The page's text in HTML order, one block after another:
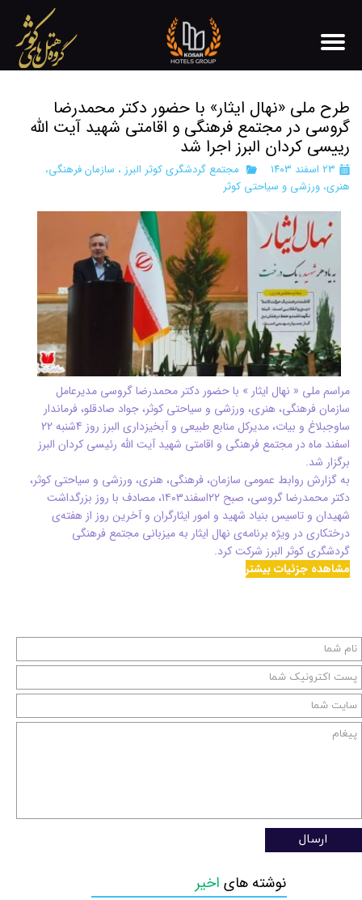
طرح ملی «نهال ایثار» با حضور دکتر محمدرضا
گروسی در مجتمع فرهنگی و اقامتی شهید آیت الله
رییسی کردان البرز اجرا شد
۲۳ اسفند ۱۴۰۳ مجتمع گردشگری کوثر البرز ، سازمان فرهنگی،
هنری، ورزشی و سیاحتی کوثر
مراسم ملی « نهال ایثار » با حضور دکتر محمدرضا گروسی مدیرعامل
سازمان فرهنگی، هنری، ورزشی و سیاحتی کوثر، جواد صادقلو، فرماندار
ساوجبلاغ و بیات، مدیرکل منابع طبیعی و آبخیزداری البرز روز 4شنبه 22
اسفند ماه در مجتمع فرهنگی و اقامتی شهید آیت الله رئیسی کردان البرز
برگزار شد.
به گزارش روابط عمومی سازمان، فرهنگی، هنری، ورزشی و سیاحتی کوثر،
دکتر محمدرضا گروسی، صبح ۲۲اسفند۱۴۰۳، مصادف با روز بزرگداشت
شهیدان و تاسیس بنیاد شهید و امور ایثارگران و آخرین روز از هفته‌ی
درختکاری در ویژه برنامه‌ی نهال ایثار به میزبانی مجتمع فرهنگی
گردشگری کوثر البرز شرکت کرد.
مشاهده جزئیات بیشتر
ارسال
نوشته های اخیر